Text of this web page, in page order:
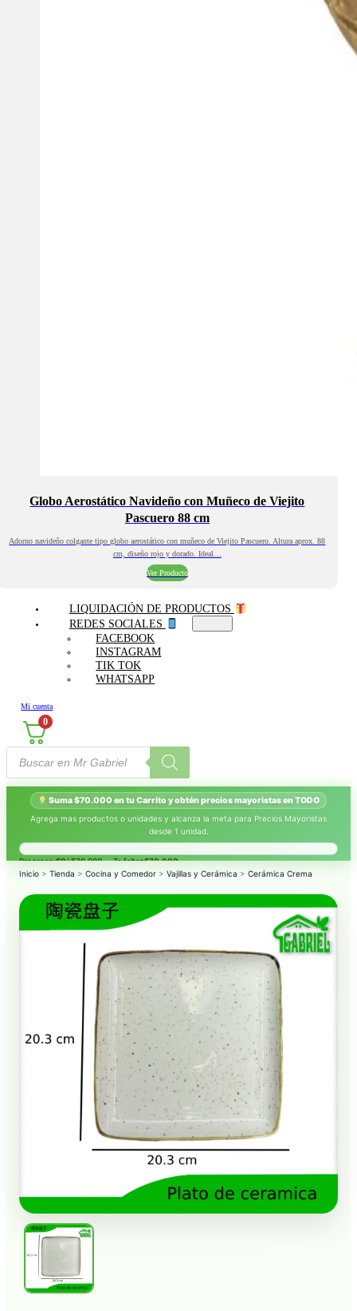
Globo Aerostático Navideño con Muñeco de Viejito
Pascuero 88 cm
Adorno navideño colgante tipo globo aerostático con muñeco de Viejito Pascuero. Altura aprox. 88
cm, diseño rojo y dorado. Ideal…
Ver Producto
LIQUIDACIÓN DE PRODUCTOS
REDES SOCIALES
FACEBOOK
INSTAGRAM
TIK TOK
WHATSAPP
Mi cuenta
0
Búsqueda
productos
Suma $70.000 en tu Carrito y obtén precios mayoristas en TODO
Agrega mas productos o unidades y alcanza la meta para Precios Mayoristas
desde 1 unidad.
Progreso:$0/ $70.000 — Te faltan$70.000.
Inicio > Tienda > Cocina y Comedor > Vajillas y Cerámica > Cerámica Crema